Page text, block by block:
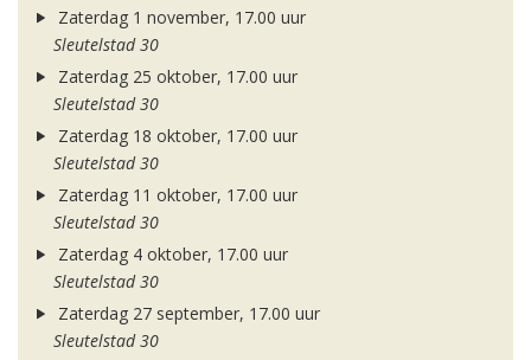
Zaterdag 1 november, 17.00 uur
Sleutelstad 30
Zaterdag 25 oktober, 17.00 uur
Sleutelstad 30
Zaterdag 18 oktober, 17.00 uur
Sleutelstad 30
Zaterdag 11 oktober, 17.00 uur
Sleutelstad 30
Zaterdag 4 oktober, 17.00 uur
Sleutelstad 30
Zaterdag 27 september, 17.00 uur
Sleutelstad 30